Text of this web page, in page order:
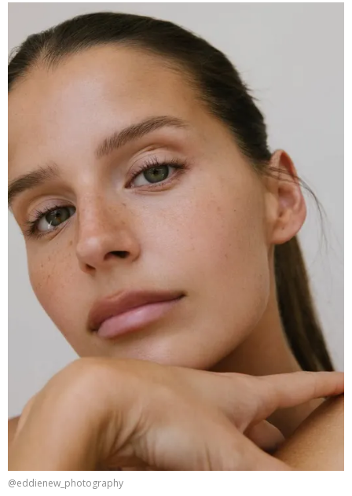
@eddienew_photography